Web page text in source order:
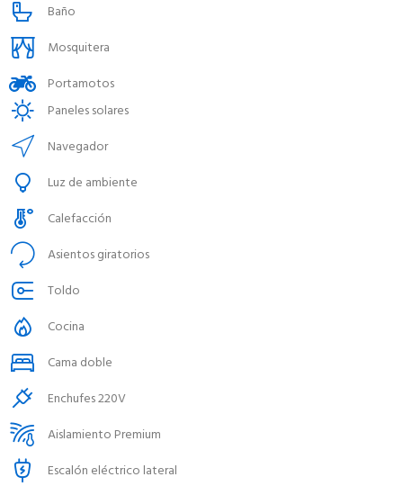
Baño
Mosquitera
Portamotos
Paneles solares
Navegador
Luz de ambiente
Calefacción
Asientos giratorios
Toldo
Cocina
Cama doble
Enchufes 220V
Aislamiento Premium
Escalón eléctrico lateral